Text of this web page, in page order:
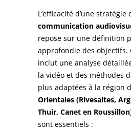
L’efficacité d’une stratégie
communication
repose sur une définition
approfondie des objectifs.
inclut une analyse
la vidéo et des méthodes
plus adaptées à la région
Orientales (Rivesaltes,
Thuir, Canet en
sont essentiels :